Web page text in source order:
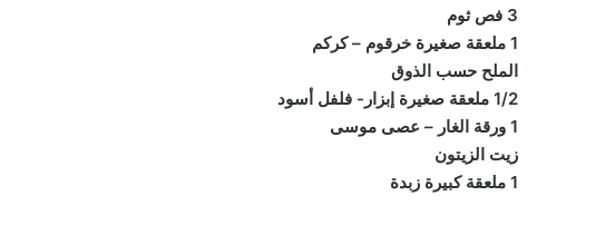
3 فص ثوم
1 ملعقة صغيرة خرقوم – كركم
الملح حسب الذوق
1/2 ملعقة صغيرة إبزار- فلفل أسود
1 ورقة الغار – عصى موسى
زيت الزيتون
1 ملعقة كبيرة زبدة